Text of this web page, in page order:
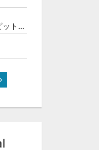
新宿ピットイン改装休業に伴うピットインネットジャズのご案内